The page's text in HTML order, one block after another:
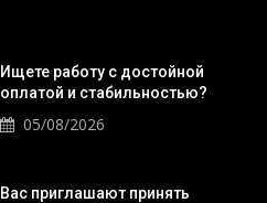
Ищете работу с достойной
оплатой и стабильностью?
05/08/2026
Вас приглашают принять